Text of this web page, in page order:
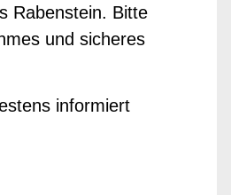
Rabenstein. Bitte
und sicheres
informiert